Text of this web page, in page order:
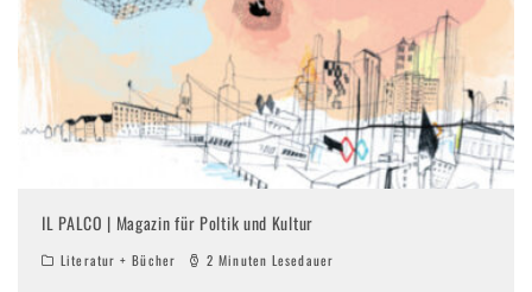
IL PALCO | Magazin für Poltik und Kultur
Literatur + Bücher 2 Minuten Lesedauer